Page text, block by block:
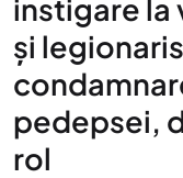
instigare la
și
pedepsei,
rol